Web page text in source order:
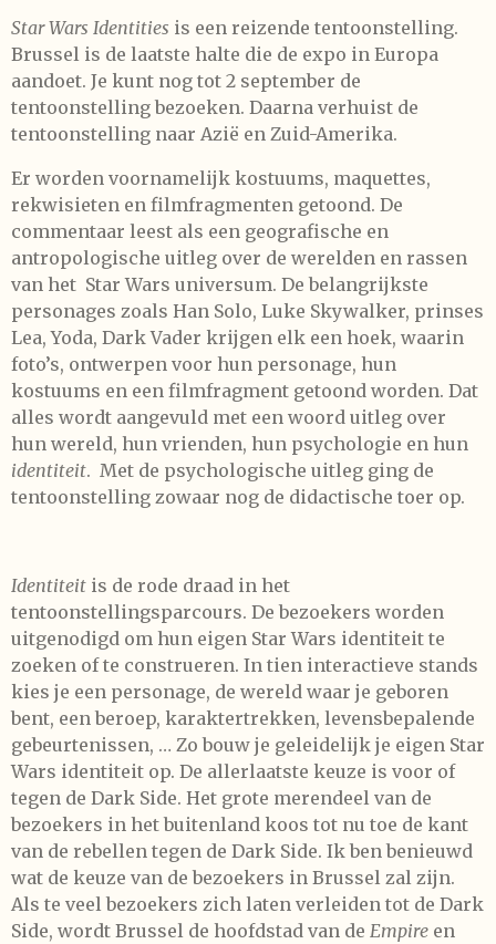
Star Wars Identities is een reizende tentoonstelling.
Brussel is de laatste halte die de expo in Europa
aandoet. Je kunt nog tot 2 september de
tentoonstelling bezoeken. Daarna verhuist de
tentoonstelling naar Azië en Zuid-Amerika.
Er worden voornamelijk kostuums, maquettes,
rekwisieten en filmfragmenten getoond. De
commentaar leest als een geografische en
antropologische uitleg over de werelden en rassen
van het Star Wars universum. De belangrijkste
personages zoals Han Solo, Luke Skywalker, prinses
Lea, Yoda, Dark Vader krijgen elk een hoek, waarin
foto’s, ontwerpen voor hun personage, hun
kostuums en een filmfragment getoond worden. Dat
alles wordt aangevuld met een woord uitleg over
hun wereld, hun vrienden, hun psychologie en hun
identiteit. Met de psychologische uitleg ging de
tentoonstelling zowaar nog de didactische toer op.
Identiteit is de rode draad in het
tentoonstellingsparcours. De bezoekers worden
uitgenodigd om hun eigen Star Wars identiteit te
zoeken of te construeren. In tien interactieve stands
kies je een personage, de wereld waar je geboren
bent, een beroep, karaktertrekken, levensbepalende
gebeurtenissen, … Zo bouw je geleidelijk je eigen Star
Wars identiteit op. De allerlaatste keuze is voor of
tegen de Dark Side. Het grote merendeel van de
bezoekers in het buitenland koos tot nu toe de kant
van de rebellen tegen de Dark Side. Ik ben benieuwd
wat de keuze van de bezoekers in Brussel zal zijn.
Als te veel bezoekers zich laten verleiden tot de Dark
Side, wordt Brussel de hoofdstad van de Empire en